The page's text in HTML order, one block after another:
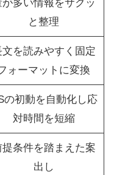
が多い情報をサクッ
と整理
文を読みやすく固定
ォーマットに変換
の初動を自動化し応
対時間を短縮
提条件を踏まえた案
出し